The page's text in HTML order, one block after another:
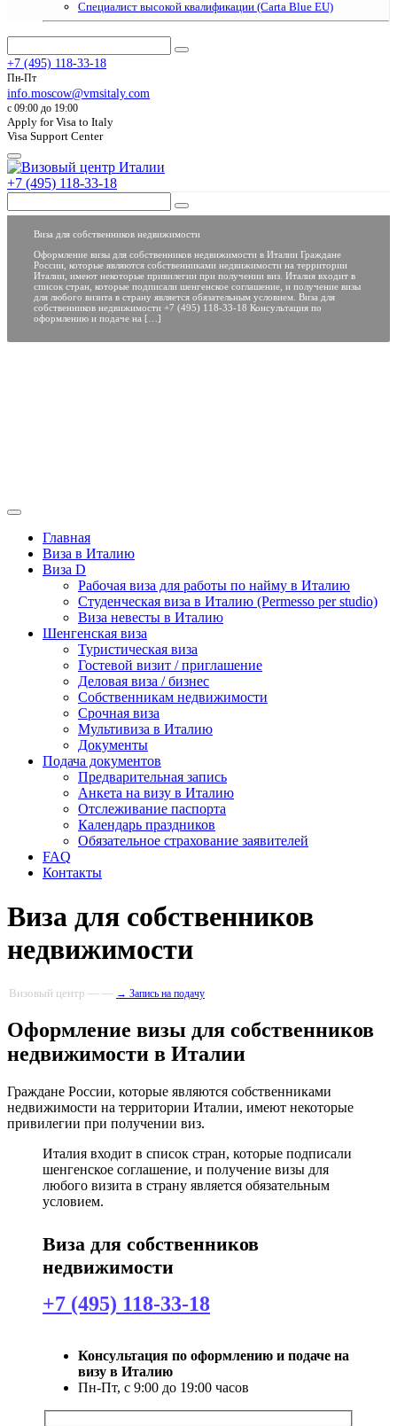
Специалист высокой квалификации (Carta Blue EU)
+7 (495) 118-33-18
Пн-Пт
info.moscow@vmsitaly.com
c 09:00 до 19:00
Apply for Visa to Italy
Visa Support Center
+7 (495) 118-33-18
Виза для собственников недвижимости
Оформление визы для собственников недвижимости в Италии Граждане
России, которые являются собственниками недвижимости на территории
Италии, имеют некоторые привилегии при получении виз. Италия входит в
список стран, которые подписали шенгенское соглашение, и получение визы
для любого визита в страну является обязательным условием. Виза для
собственников недвижимости +7 (495) 118-33-18 Консультация по
оформлению и подаче на […]
Главная
Виза в Италию
Виза D
Рабочая виза для работы по найму в Италию
Студенческая виза в Италию (Permesso per studio)
Виза невесты в Италию
Шенгенская виза
Туристическая виза
Гостевой визит / приглашение
Деловая виза / бизнес
Собственникам недвижимости
Срочная виза
Мультивиза в Италию
Документы
Подача документов
Предварительная запись
Анкета на визу в Италию
Отслеживание паспорта
Календарь праздников
Обязательное страхование заявителей
FAQ
Контакты
Виза для собственников
недвижимости
Визовый центр — — → Запись на подачу
Оформление визы для собственников
недвижимости в Италии
Граждане России, которые являются собственниками
недвижимости на территории Италии, имеют некоторые
привилегии при получении виз.
Италия входит в список стран, которые подписали
шенгенское соглашение, и получение визы для
любого визита в страну является обязательным
условием.
Виза для собственников
недвижимости
+7 (495) 118-33-18
Консультация по оформлению и подаче на
визу в Италию
Пн-Пт, с 9:00 до 19:00 часов